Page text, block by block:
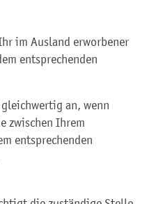
im Ausland erworbener
entsprechenden
an, wenn
zwischen Ihrem
entsprechenden